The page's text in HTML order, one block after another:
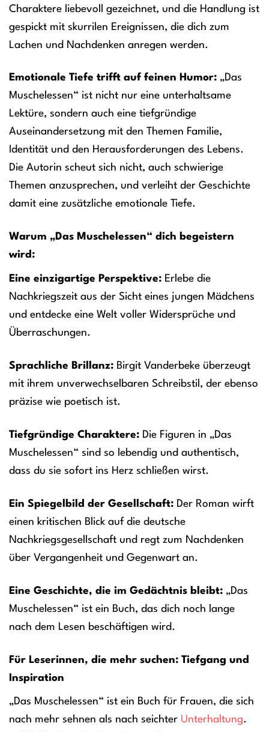
Charaktere liebevoll gezeichnet, und die Handlung ist
gespickt mit skurrilen Ereignissen, die dich zum
Lachen und Nachdenken anregen werden.
Emotionale Tiefe trifft auf feinen Humor: „Das
Muschelessen“ ist nicht nur eine unterhaltsame
Lektüre, sondern auch eine tiefgründige
Auseinandersetzung mit den Themen Familie,
Identität und den Herausforderungen des Lebens.
Die Autorin scheut sich nicht, auch schwierige
Themen anzusprechen, und verleiht der Geschichte
damit eine zusätzliche emotionale Tiefe.
Warum „Das Muschelessen“ dich begeistern
wird:
Eine einzigartige Perspektive: Erlebe die
Nachkriegszeit aus der Sicht eines jungen Mädchens
und entdecke eine Welt voller Widersprüche und
Überraschungen.
Sprachliche Brillanz: Birgit Vanderbeke überzeugt
mit ihrem unverwechselbaren Schreibstil, der ebenso
präzise wie poetisch ist.
Tiefgründige Charaktere: Die Figuren in „Das
Muschelessen“ sind so lebendig und authentisch,
dass du sie sofort ins Herz schließen wirst.
Ein Spiegelbild der Gesellschaft: Der Roman wirft
einen kritischen Blick auf die deutsche
Nachkriegsgesellschaft und regt zum Nachdenken
über Vergangenheit und Gegenwart an.
Eine Geschichte, die im Gedächtnis bleibt: „Das
Muschelessen“ ist ein Buch, das dich noch lange
nach dem Lesen beschäftigen wird.
Für Leserinnen, die mehr suchen: Tiefgang und
Inspiration
„Das Muschelessen“ ist ein Buch für Frauen, die sich
nach mehr sehnen als nach seichter Unterhaltung.